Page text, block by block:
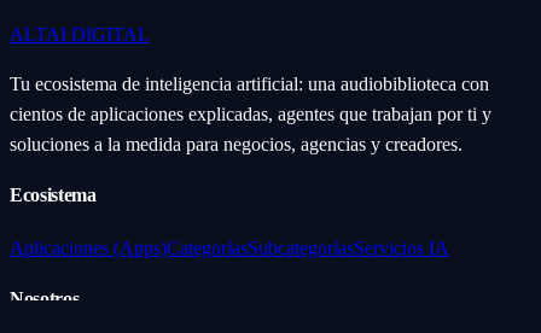
ALTAI DIGITAL
Tu ecosistema de inteligencia artificial: una audiobiblioteca con
cientos de aplicaciones explicadas, agentes que trabajan por ti y
soluciones a la medida para negocios, agencias y creadores.
Ecosistema
Aplicaciones (Apps)CategoríasSubcategoríasServicios IA
Nosotros